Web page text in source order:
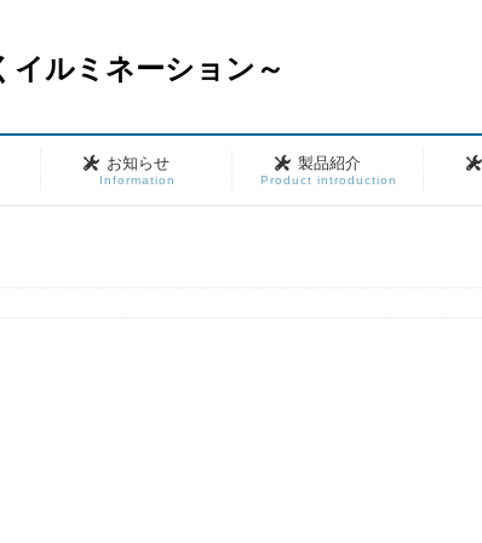
ルミネーション～
お知らせ
Information
製品紹介
Product introduction